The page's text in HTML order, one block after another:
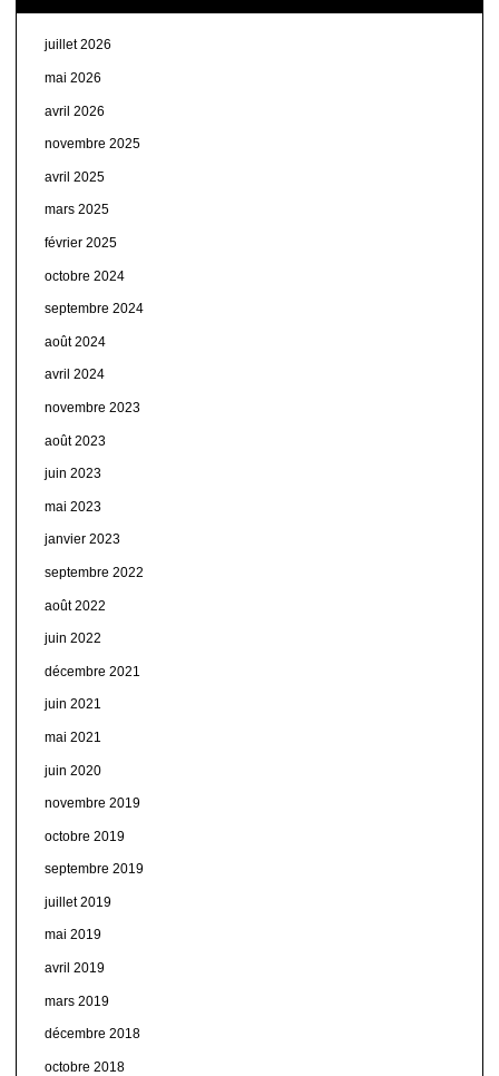
juillet 2026
mai 2026
avril 2026
novembre 2025
avril 2025
mars 2025
février 2025
octobre 2024
septembre 2024
août 2024
avril 2024
novembre 2023
août 2023
juin 2023
mai 2023
janvier 2023
septembre 2022
août 2022
juin 2022
décembre 2021
juin 2021
mai 2021
juin 2020
novembre 2019
octobre 2019
septembre 2019
juillet 2019
mai 2019
avril 2019
mars 2019
décembre 2018
octobre 2018